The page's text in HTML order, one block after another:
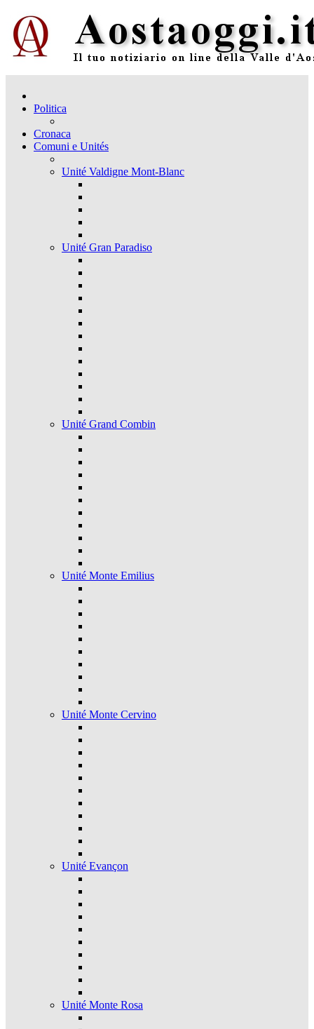
Politica
Cronaca
Comuni e Unités
Unité Valdigne Mont-Blanc
Unité Gran Paradiso
Unité Grand Combin
Unité Monte Emilius
Unité Monte Cervino
Unité Evançon
Unité Monte Rosa